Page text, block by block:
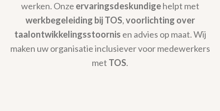
werken. Onze ervaringsdeskundigehelpt met
werkbegeleiding bij TOS,voorlichting over
taalontwikkelingsstoornis en advies op maat. Wij
maken uw organisatie inclusiever voor medewerkers
met TOS.